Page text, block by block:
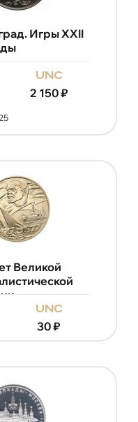
Игры XXII
unc
2 150₽
Великой
unc
30₽